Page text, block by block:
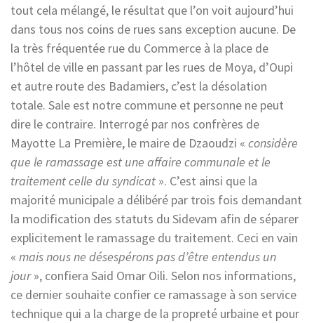
tout cela mélangé, le résultat que l’on voit aujourd’hui
dans tous nos coins de rues sans exception aucune. De
la très fréquentée rue du Commerce à la place de
l’hôtel de ville en passant par les rues de Moya, d’Oupi
et autre route des Badamiers, c’est la désolation
totale. Sale est notre commune et personne ne peut
dire le contraire. Interrogé par nos confrères de
Mayotte La Première, le maire de Dzaoudzi « considère
que le ramassage est une affaire communale et le
traitement celle du syndicat ». C’est ainsi que la
majorité municipale a délibéré par trois fois demandant
la modification des statuts du Sidevam afin de séparer
explicitement le ramassage du traitement. Ceci en vain
« mais nous ne désespérons pas d’être entendus un
jour», confiera Said Omar Oili. Selon nos informations,
ce dernier souhaite confier ce ramassage à son service
technique qui a la charge de la propreté urbaine et pour